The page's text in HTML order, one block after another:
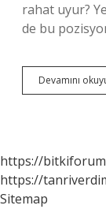
rahat uyur?
de bu
Devamını
https://
https://
Sitemap